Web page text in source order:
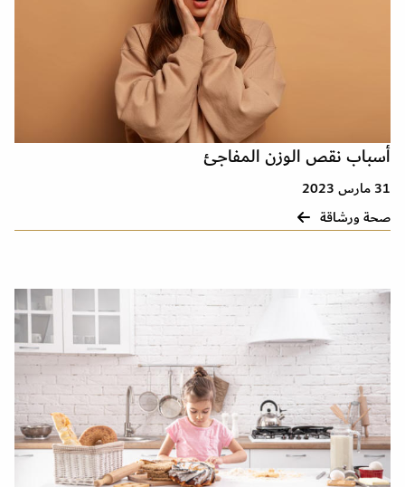
أسباب نقص الوزن المفاجئ
31 مارس 2023
صحة ورشاقة